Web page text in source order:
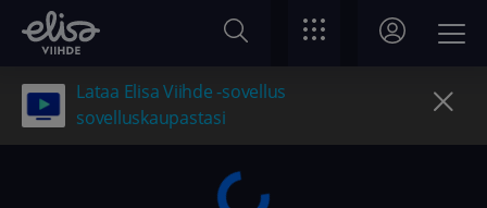
Lataa Elisa Viihde -sovellus
sovelluskaupastasi